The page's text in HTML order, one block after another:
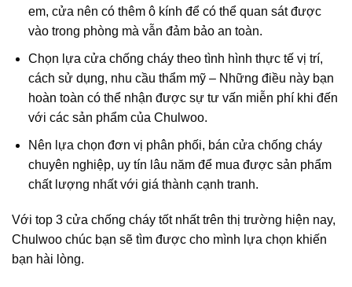
em, cửa nên có thêm ô kính để có thể quan sát được
vào trong phòng mà vẫn đảm bảo an toàn.
Chọn lựa cửa chống cháy theo tình hình thực tế vị trí,
cách sử dụng, nhu cầu thẩm mỹ – Những điều này bạn
hoàn toàn có thể nhận được sự tư vấn miễn phí khi đến
với các sản phẩm của Chulwoo.
Nên lựa chọn đơn vị phân phối, bán cửa chống cháy
chuyên nghiệp, uy tín lâu năm để mua được sản phẩm
chất lượng nhất với giá thành cạnh tranh.
Với top 3 cửa chống cháy tốt nhất trên thị trường hiện nay,
Chulwoo chúc bạn sẽ tìm được cho mình lựa chọn khiến
bạn hài lòng.